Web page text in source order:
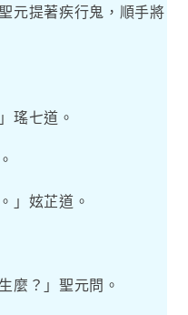
元提著疾行鬼，順手將
瑤七道。
」妶芷道。
麼？」聖元問。